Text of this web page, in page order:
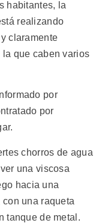
habitantes, la
realizando
claramente
que caben varios
por
por
chorros de agua
una viscosa
hacia una
una raqueta
tanque de metal.